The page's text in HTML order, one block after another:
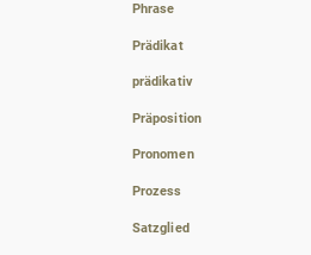
Phrase
Prädikat
prädikativ
Präposition
Pronomen
Prozess
Satzglied